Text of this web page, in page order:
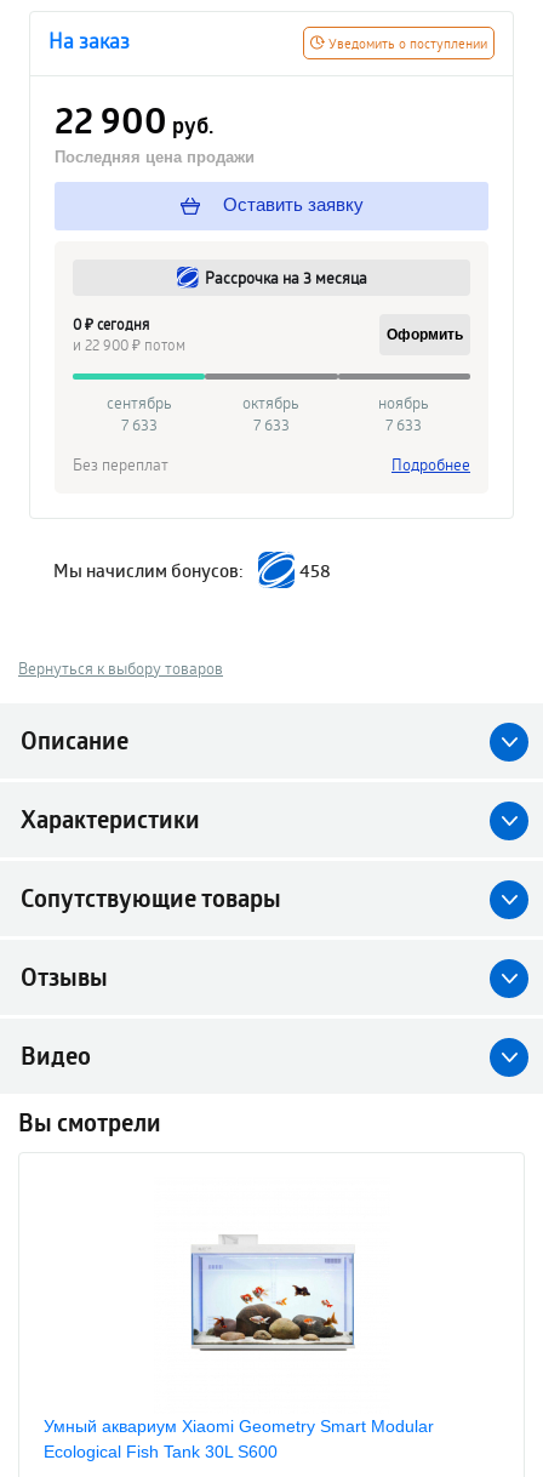
Уведомить о поступлении
На заказ
22 900 руб.
Последняя цена продажи
Оставить заявку
Рассрочка на 3 месяца
0 ₽ сегодня
и 22 900 ₽ потом
Оформить
сентябрь
7 633
октябрь
7 633
ноябрь
7 633
Без переплат
Подробнее
Мы начислим бонусов: 458
Вернуться к выбору товаров
Описание
Характеристики
Сопутствующие товары
Отзывы
Видео
Вы смотрели
Умный аквариум Xiaomi Geometry Smart Modular
Ecological Fish Tank 30L S600